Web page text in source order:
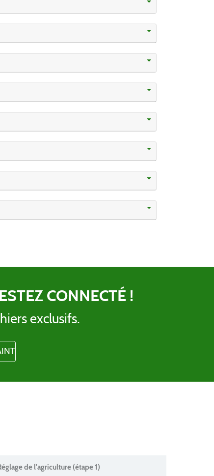
CONNECTÉ !
exclusifs.
de l'agriculture (étape 1)